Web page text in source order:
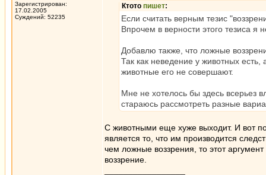
Зарегистрирован:
17.02.2005
Суждений: 52235
Ктото пишет:
Если считать верным тезис
Впрочем в верности этого тезиса
Добавлю также, что ложные
Так как неведение у животных есть,
животные его не совершают.
Мне не хотелось бы здесь всерьез
стараюсь рассмотреть разные
С животными еще хуже выходит. И вот
является то, что им производится
чем ложные воззрения, то этот
воззрение.